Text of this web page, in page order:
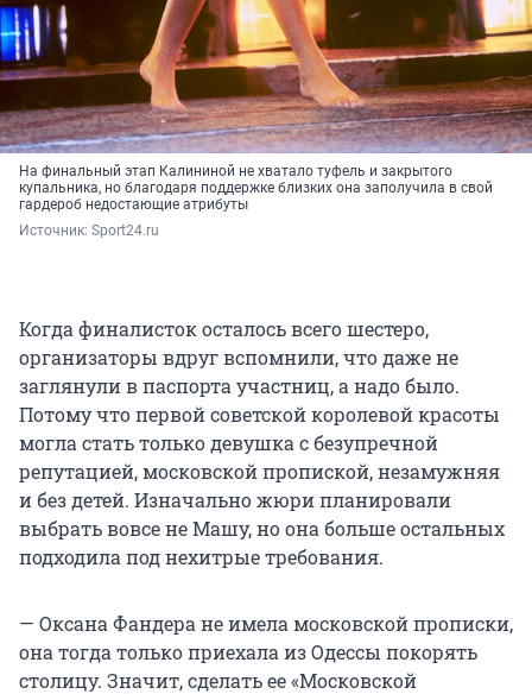
На финальный этап Калининой не хватало туфель и закрытого
купальника, но благодаря поддержке близких она заполучила в свой
гардероб недостающие атрибуты
Источник: Sport24.ru
Когда финалисток осталось всего шестеро,
организаторы вдруг вспомнили, что даже не
заглянули в паспорта участниц, а надо было.
Потому что первой советской королевой красоты
могла стать только девушка с безупречной
репутацией, московской пропиской, незамужняя
и без детей. Изначально жюри планировали
выбрать вовсе не Машу, но она больше остальных
подходила под нехитрые требования.
— Оксана Фандера не имела московской прописки,
она тогда только приехала из Одессы покорять
столицу. Значит, сделать ее «Московской